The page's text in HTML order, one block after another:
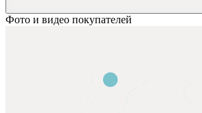
Фото и видео покупателей